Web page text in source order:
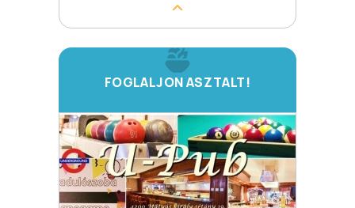
FOGLALJON ASZTALT!